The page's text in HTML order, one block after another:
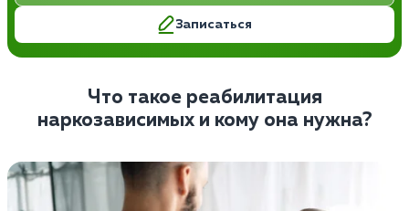
Записаться
Что такое реабилитация
наркозависимых и кому она нужна?